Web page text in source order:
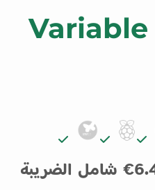
Variable
الضريبة